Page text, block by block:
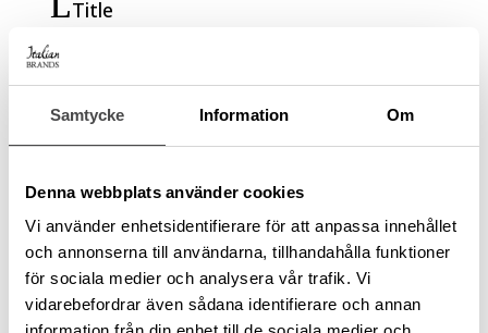
Samtycke Information Om
Denna webbplats använder cookies
Vi använder enhetsidentifierare för att anpassa innehållet
och annonserna till användarna, tillhandahålla funktioner
för sociala medier och analysera vår trafik. Vi
vidarebefordrar även sådana identifierare och annan
Title
Title
Title
Text